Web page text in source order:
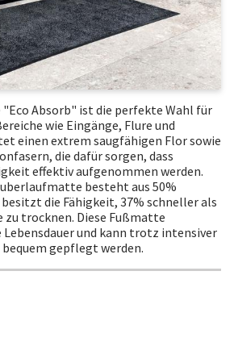
Absorb" ist die perfekte Wahl für
wie Eingänge, Flure und
einen extrem saugfähigen Flor sowie
die dafür sorgen, dass
effektiv aufgenommen werden.
besteht aus 50%
die Fähigkeit, 37% schneller als
trocknen. Diese Fußmatte
und kann trotz intensiver
gepflegt werden.